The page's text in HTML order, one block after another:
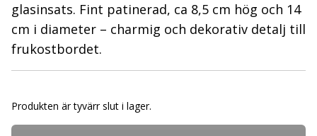
glasinsats. Fint patinerad, ca 8,5 cm hög och 14
cm i diameter – charmig och dekorativ detalj till
frukostbordet.
Produkten är tyvärr slut i lager.